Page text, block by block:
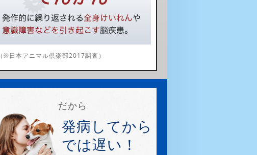
（※日本アニマル倶楽部2017調査）
だから
発病してから
では遅い！